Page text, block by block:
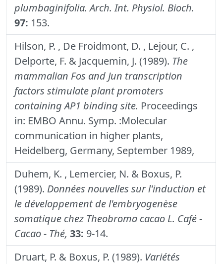
plumbaginifolia. Arch. Int. Physiol. Bioch.
97: 153.
Hilson, P. , De Froidmont, D. , Lejour, C. ,
Delporte, F. & Jacquemin, J. (1989). The
mammalian Fos and Jun transcription
factors stimulate plant promoters
containing AP1 binding site. Proceedings
in: EMBO Annu. Symp. :Molecular
communication in higher plants,
Heidelberg, Germany, September 1989,
Duhem, K. , Lemercier, N. & Boxus, P.
(1989). Données nouvelles sur l'induction et
le développement de l'embryogenèse
somatique chez Theobroma cacao L. Café -
Cacao - Thé, 33: 9-14.
Druart, P. & Boxus, P. (1989). Variétés